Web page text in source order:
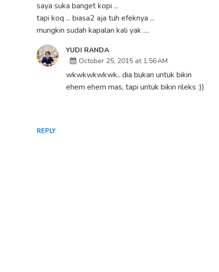
saya suka banget kopi ...
tapi koq ... biasa2 aja tuh efeknya ...
mungkin sudah kapalan kali yak ....
REPLY
YUDI RANDA
October 25, 2015 at 1:56 AM
wkwkwkwkwk.. dia bukan untuk bikin
ehem ehem mas, tapi untuk bikin rileks :))